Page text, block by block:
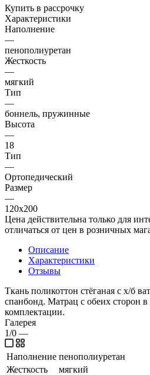
Купить в рассрочку
Характеристики
Наполнение
—
пенополиуретан
Жесткость
—
мягкий
Тип
—
боннель, пружинные
Высота
—
18
Тип
—
Ортопедический
Размер
—
120x200
Цена действительна только для
отличаться от цен в розничных
Описание
Характеристики
Отзывы
Ткань поликоттон стёганая с х/б
спанбонд. Матрац с обеих сторон в
комплектации.
Галерея
1/0 —
Наполнение пенополиуретан
Жесткость
мягкий